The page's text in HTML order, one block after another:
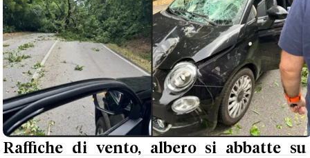
Raffiche di vento, albero si abbatte su